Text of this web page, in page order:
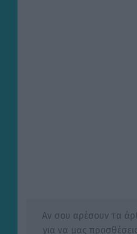
Αν σου αρέσουν τα
για να μας